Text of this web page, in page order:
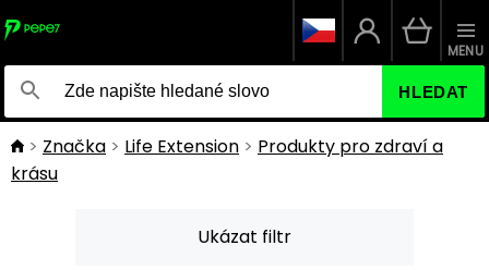
HLEDAT
MENU
Značka Life Extension
Produkty pro zdraví a
krásu
Ukázat filtr